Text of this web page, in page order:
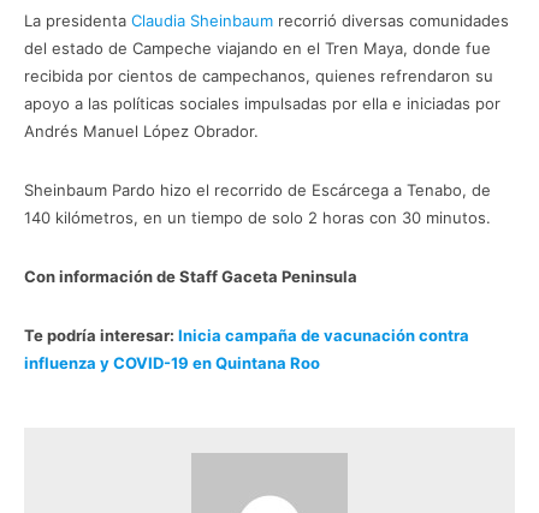
La presidenta Claudia Sheinbaum recorrió diversas comunidades
del estado de Campeche viajando en el Tren Maya, donde fue
recibida por cientos de campechanos, quienes refrendaron su
apoyo a las políticas sociales impulsadas por ella e iniciadas por
Andrés Manuel López Obrador.
Sheinbaum Pardo hizo el recorrido de Escárcega a Tenabo, de
140 kilómetros, en un tiempo de solo 2 horas con 30 minutos.
Con información de Staff Gaceta Peninsula
Te podría interesar: Inicia campaña de vacunación contra
influenza y COVID-19 en Quintana Roo